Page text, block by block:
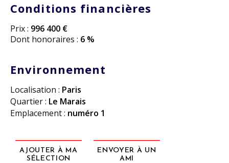
Conditions financières
Prix : 996 400 €
Dont honoraires : 6 %
Environnement
Localisation : Paris
Quartier : Le Marais
Emplacement : numéro 1
AJOUTER À MA
SÉLECTION
ENVOYER À UN
AMI